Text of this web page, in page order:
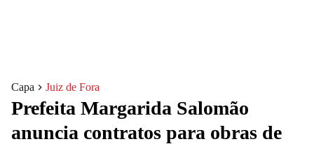
Capa Juiz de Fora
Prefeita Margarida Salomão
anuncia contratos para obras de